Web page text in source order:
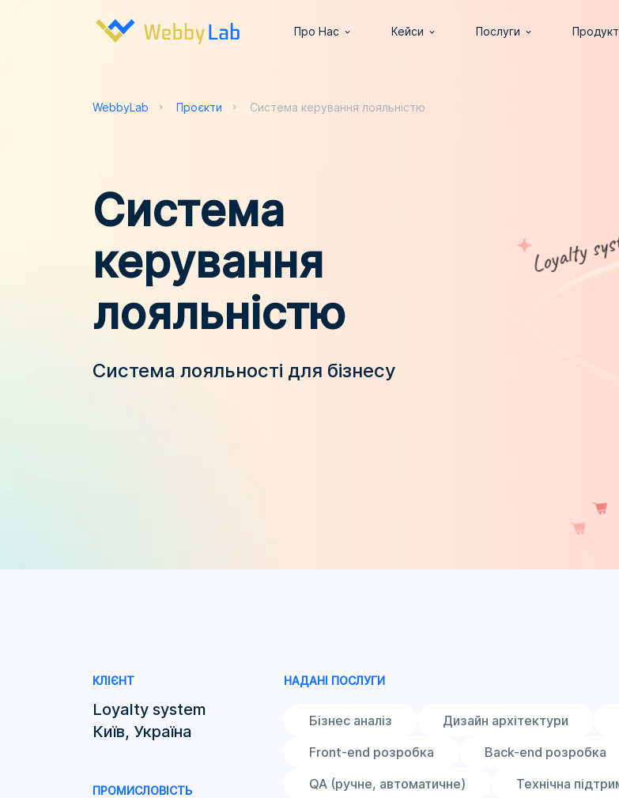
Про Нас Кейси Послуги
WebbyLab Проєкти Система керування лояльністю
Система
керування
лояльністю
Система лояльності для бізнесу
КЛІЄНТ
Loyalty system
Київ, Україна
ПРОМИСЛОВІСТЬ
НАДАНІ ПОСЛУГИ
Бізнес аналіз Дизайн архітектури
Front-end розробка
Back-end розробка
QA (ручне, автоматичне)
Технічна